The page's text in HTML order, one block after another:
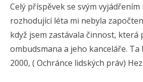
Celý příspěvek se svým vyjádřením
rozhodující léta mi nebyla
když jsem zastávala činnost, která
ombudsmana a jeho kanceláře. Ta
2000, ( Ochránce lidských práv)